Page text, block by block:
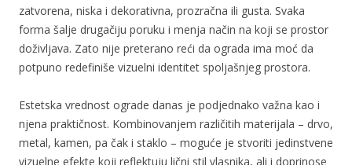
zatvorena, niska i dekorativna, prozračna ili gusta. Svaka
forma šalje drugačiju poruku i menja način na koji se prostor
doživljava. Zato nije preterano reći da ograda ima moć da
potpuno redefiniše vizuelni identitet spoljašnjeg prostora.
Estetska vrednost ograde danas je podjednako važna kao i
njena praktičnost. Kombinovanjem različitih materijala – drvo,
metal, kamen, pa čak i staklo – moguće je stvoriti jedinstvene
vizuelne efekte koji reflektuju lični stil vlasnika, ali i doprinose